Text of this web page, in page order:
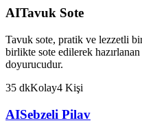
AITavuk Sote
Tavuk sote, pratik ve lezzetli
birlikte sote edilerek
doyurucudur.
35 dkKolay4 Kişi
AISebzeli Pilav